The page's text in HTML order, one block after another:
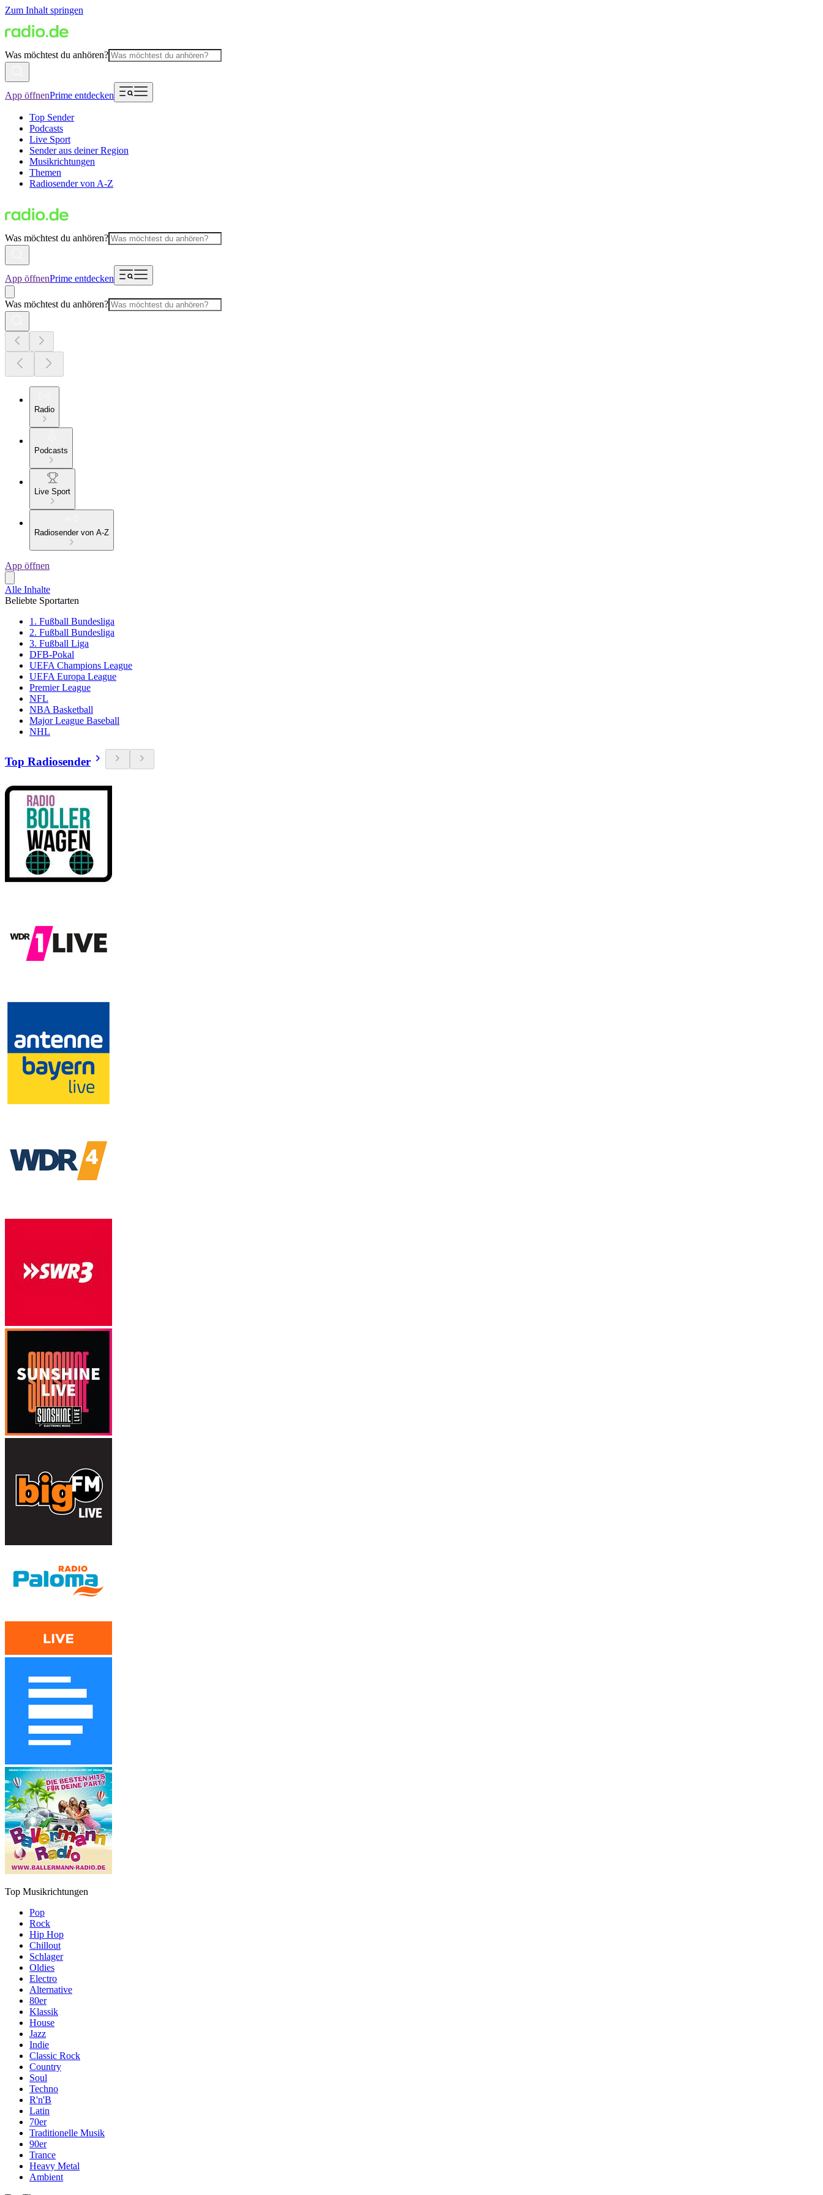
Zum Inhalt springen
Was möchtest du anhören?
App öffnenPrime entdecken
Top Sender
Podcasts
Live Sport
Sender aus deiner Region
Musikrichtungen
Themen
Radiosender von A-Z
Was möchtest du anhören?
App öffnenPrime entdecken
Was möchtest du anhören?
Radio
Podcasts
Live Sport
Radiosender von A-Z
App öffnen
Alle Inhalte
Beliebte Sportarten
1. Fußball Bundesliga
2. Fußball Bundesliga
3. Fußball Liga
DFB-Pokal
UEFA Champions League
UEFA Europa League
Premier League
NFL
NBA Basketball
Major League Baseball
NHL
Top Radiosender
Top Musikrichtungen
Pop
Rock
Hip Hop
Chillout
Schlager
Oldies
Electro
Alternative
80er
Klassik
House
Jazz
Indie
Classic Rock
Country
Soul
Techno
R'n'B
Latin
70er
Traditionelle Musik
90er
Trance
Heavy Metal
Ambient